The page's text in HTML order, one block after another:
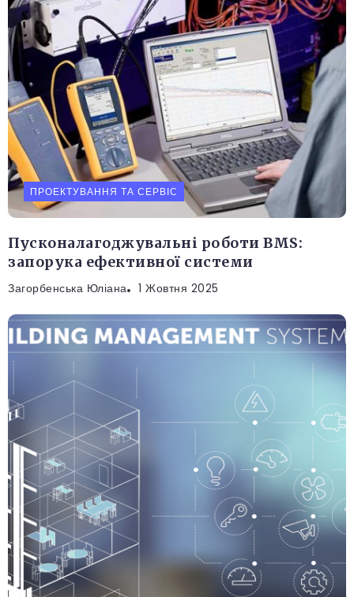
ПРОЕКТУВАННЯ ТА СЕРВІС
Пусконалагоджувальні роботи BMS:
запорука ефективної системи
Загорбенська Юліана 1 Жовтня 2025